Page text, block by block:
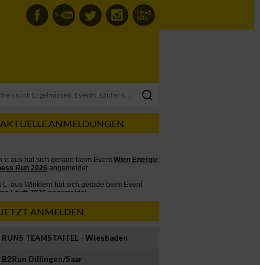
AKTUELLE ANMELDUNGEN
JETZT ANMELDEN
RUN5 TEAMSTAFFEL - Wiesbaden
B2Run Dillingen/Saar